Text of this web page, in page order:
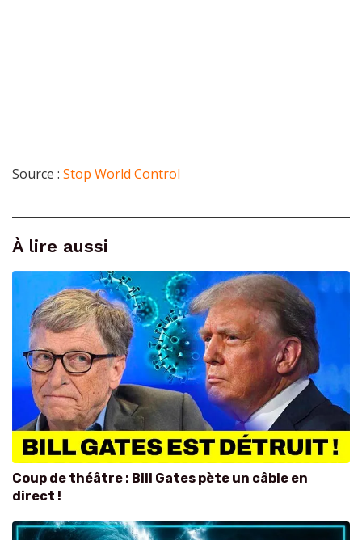
Source : Stop World Control
À lire aussi
Coup de théâtre : Bill Gates pète un câble en
direct !